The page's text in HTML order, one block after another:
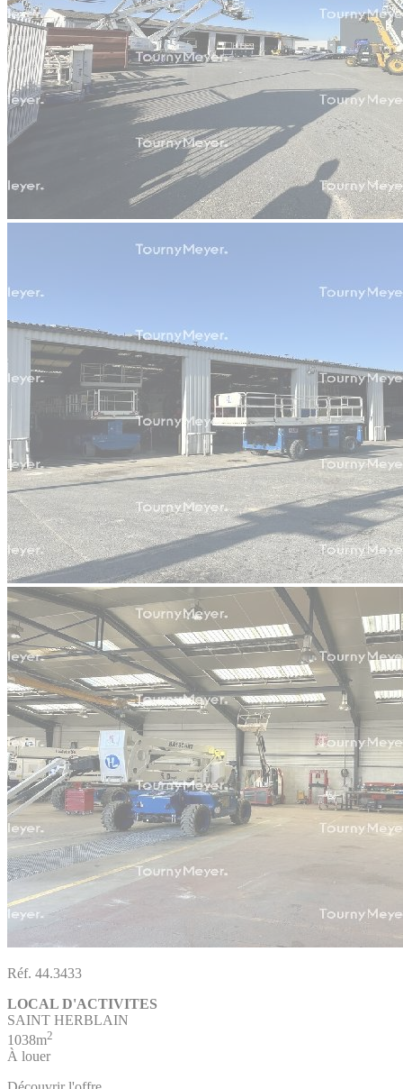
Réf. 44.3433
LOCAL D'ACTIVITES
SAINT HERBLAIN
1038m2
À louer